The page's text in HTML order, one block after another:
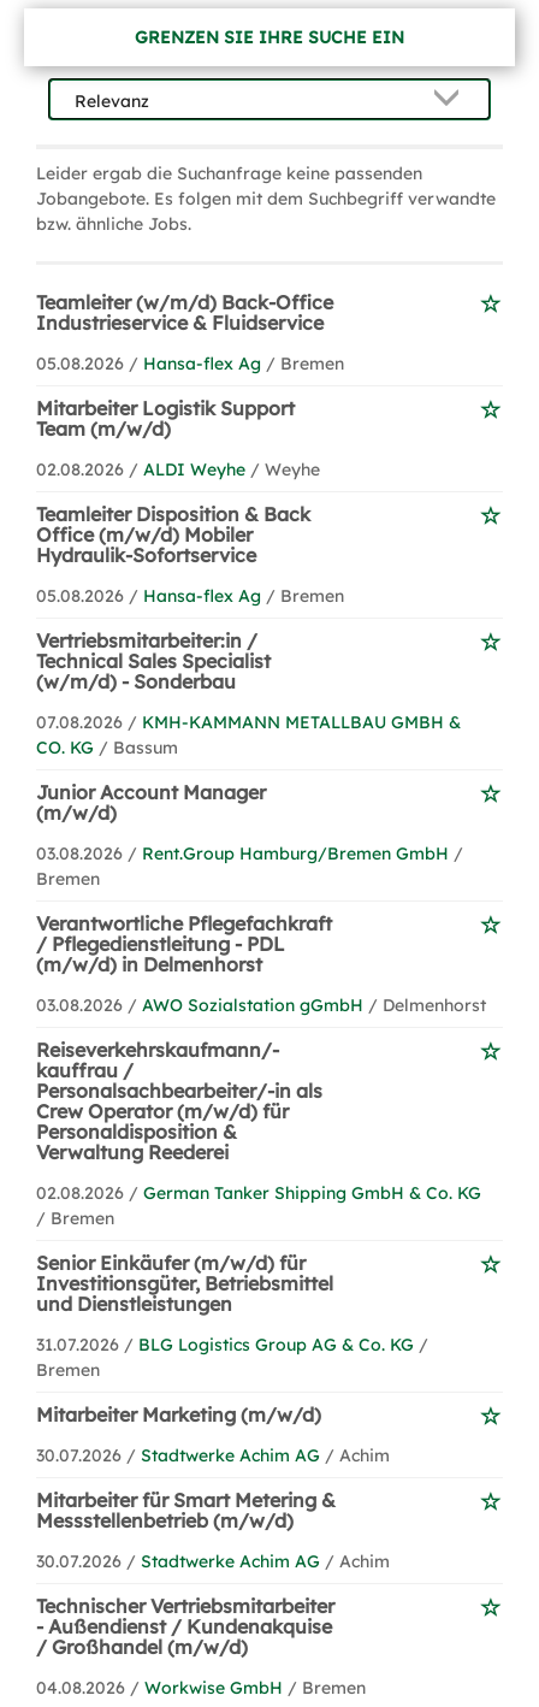
GRENZEN SIE IHRE SUCHE EIN
Leider ergab die Suchanfrage keine passenden
Jobangebote. Es folgen mit dem Suchbegriff verwandte
bzw. ähnliche Jobs.
Teamleiter (w/m/d) Back-Office
Industrieservice & Fluidservice
05.08.2026 / Hansa-flex Ag / Bremen
Mitarbeiter Logistik Support
Team (m/w/d)
02.08.2026 / ALDI Weyhe / Weyhe
Teamleiter Disposition & Back
Office (m/w/d) Mobiler
Hydraulik-Sofortservice
05.08.2026 / Hansa-flex Ag / Bremen
Vertriebsmitarbeiter:in /
Technical Sales Specialist
(w/m/d) - Sonderbau
07.08.2026 / KMH-KAMMANN METALLBAU GMBH &
CO. KG / Bassum
Junior Account Manager
(m/w/d)
03.08.2026 / Rent.Group Hamburg/Bremen GmbH /
Bremen
Verantwortliche Pflegefachkraft
/ Pflegedienstleitung - PDL
(m/w/d) in Delmenhorst
03.08.2026 / AWO Sozialstation gGmbH / Delmenhorst
Reiseverkehrskaufmann/-
kauffrau /
Personalsachbearbeiter/-in als
Crew Operator (m/w/d) für
Personaldisposition &
Verwaltung Reederei
02.08.2026 / German Tanker Shipping GmbH & Co. KG
/ Bremen
Senior Einkäufer (m/w/d) für
Investitionsgüter, Betriebsmittel
und Dienstleistungen
31.07.2026 / BLG Logistics Group AG & Co. KG /
Bremen
Mitarbeiter Marketing (m/w/d)
30.07.2026 / Stadtwerke Achim AG / Achim
Mitarbeiter für Smart Metering &
Messstellenbetrieb (m/w/d)
30.07.2026 / Stadtwerke Achim AG / Achim
Technischer Vertriebsmitarbeiter
- Außendienst / Kundenakquise
/ Großhandel (m/w/d)
04.08.2026 / Workwise GmbH / Bremen